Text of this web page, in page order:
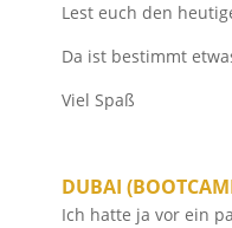
Lest euch den
Da ist bestimmt
Viel Spaß
DUBAI
Ich hatte ja vor ein